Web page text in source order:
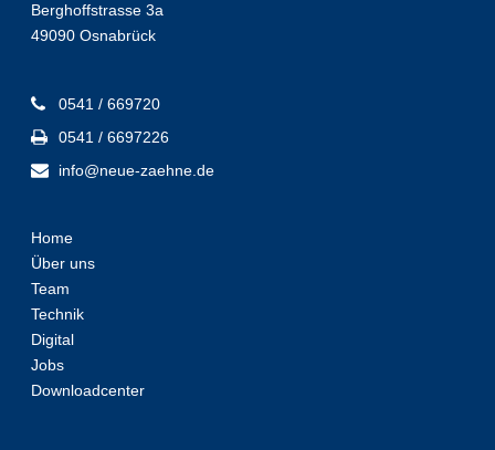
Berghoffstrasse 3a
49090 Osnabrück
0541 / 669720
0541 / 6697226
info@neue-zaehne.de
Home
Über uns
Team
Technik
Digital
Jobs
Downloadcenter